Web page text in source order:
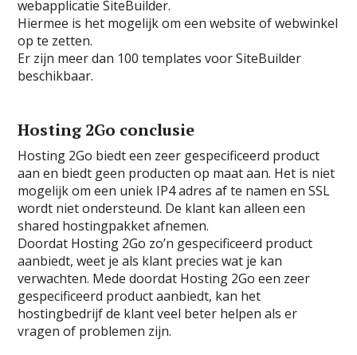
webapplicatie SiteBuilder.
Hiermee is het mogelijk om een website of webwinkel
op te zetten.
Er zijn meer dan 100 templates voor SiteBuilder
beschikbaar.
Hosting 2Go conclusie
Hosting 2Go biedt een zeer gespecificeerd product
aan en biedt geen producten op maat aan. Het is niet
mogelijk om een uniek IP4 adres af te namen en SSL
wordt niet ondersteund. De klant kan alleen een
shared hostingpakket afnemen.
Doordat Hosting 2Go zo’n gespecificeerd product
aanbiedt, weet je als klant precies wat je kan
verwachten. Mede doordat Hosting 2Go een zeer
gespecificeerd product aanbiedt, kan het
hostingbedrijf de klant veel beter helpen als er
vragen of problemen zijn.